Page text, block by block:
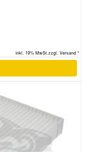
inkl. 19% MwSt.zzgl. Versand *